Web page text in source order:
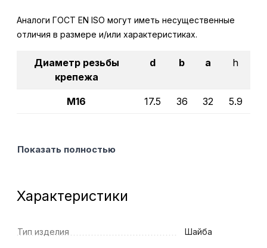
Аналоги ГОСТ EN ISO могут иметь несущественные
отличия в размере и/или характеристиках.
Диаметр резьбы
крепежа
d b a h
М16 17.5 36 32 5.9
Показать полностью
Характеристики
Тип изделия Шайба